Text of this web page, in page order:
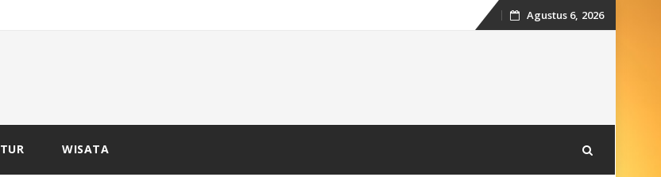
Skip
Agustus 6, 2026
WISATA